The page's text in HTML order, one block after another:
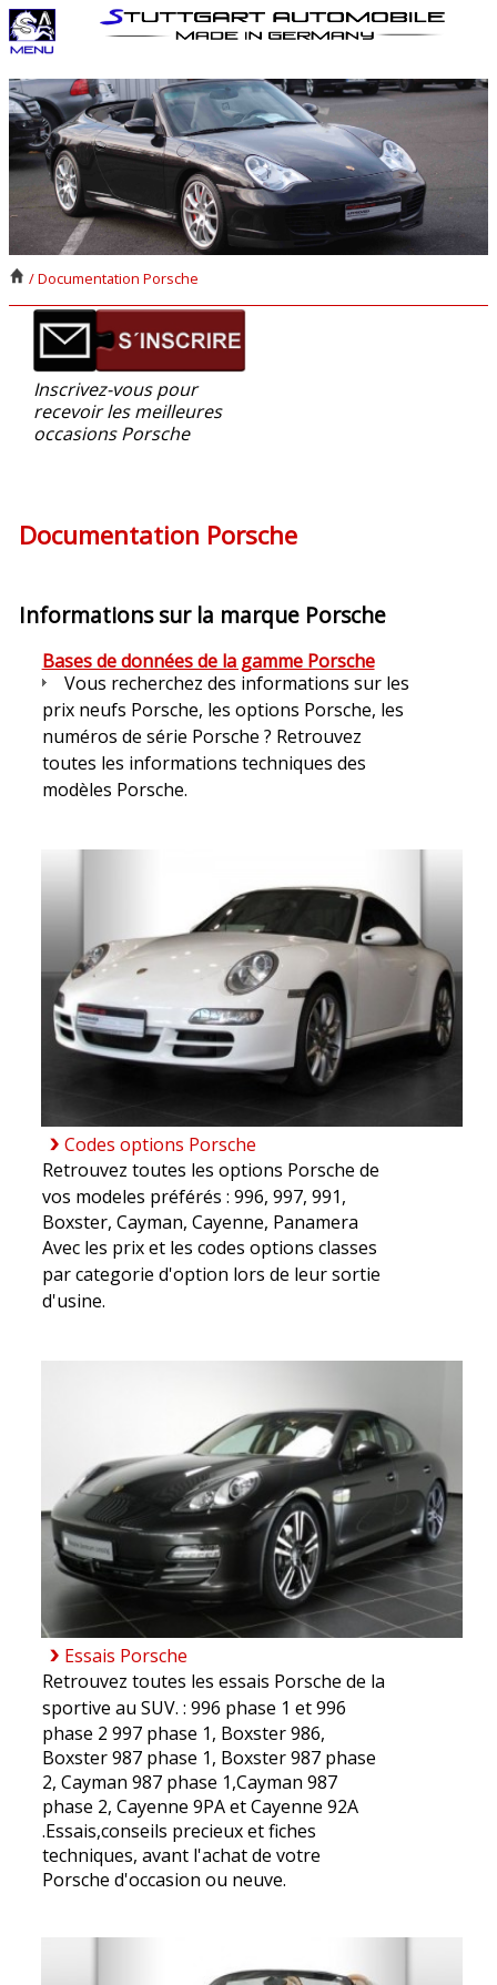
Inscrivez-vous pour
recevoir les meilleures
occasions Porsche
/ Documentation Porsche
Documentation Porsche
Informations sur la marque Porsche
Bases de données de la gamme Porsche
Vous recherchez des informations sur les
prix neufs Porsche, les options Porsche, les
numéros de série Porsche ? Retrouvez
toutes les informations techniques des
modèles Porsche.
Codes options Porsche
Retrouvez toutes les options Porsche de
vos modeles préférés : 996, 997, 991,
Boxster, Cayman, Cayenne, Panamera
Avec les prix et les codes options classes
par categorie d'option lors de leur sortie
d'usine.
Essais Porsche
Retrouvez toutes les essais Porsche de la
sportive au SUV. : 996 phase 1 et996
phase 2 997 phase 1, Boxster 986,
Boxster 987 phase 1, Boxster 987 phase
2, Cayman 987 phase 1,Cayman 987
phase 2, Cayenne 9PAetCayenne 92A
.Essais,conseils precieux et fiches
techniques, avant l'achat de votre
Porsche d'occasion ou neuve.